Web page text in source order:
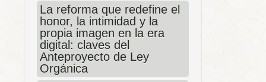
La reforma que redefine el
honor, la intimidad y la
propia imagen en la era
digital: claves del
Anteproyecto de Ley
Orgánica